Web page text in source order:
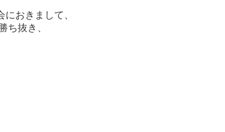
おきまして、
ち抜き、